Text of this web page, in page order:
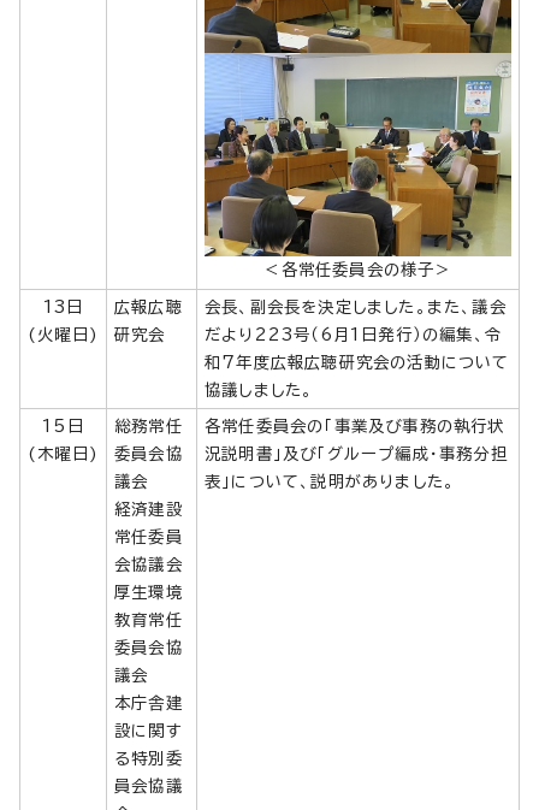
＜各常任委員会の様子＞
13日
(火曜日)
広報広聴
研究会
会長、副会長を決定しました。また、議会
だより223号（6月1日発行）の編集、令
和7年度広報広聴研究会の活動について
協議しました。
15日
(木曜日)
総務常任
委員会協
議会
経済建設
常任委員
会協議会
厚生環境
教育常任
委員会協
議会
本庁舎建
設に関す
る特別委
員会協議
各常任委員会の「事業及び事務の執行状
況説明書」及び「グループ編成・事務分担
表」について、説明がありました。